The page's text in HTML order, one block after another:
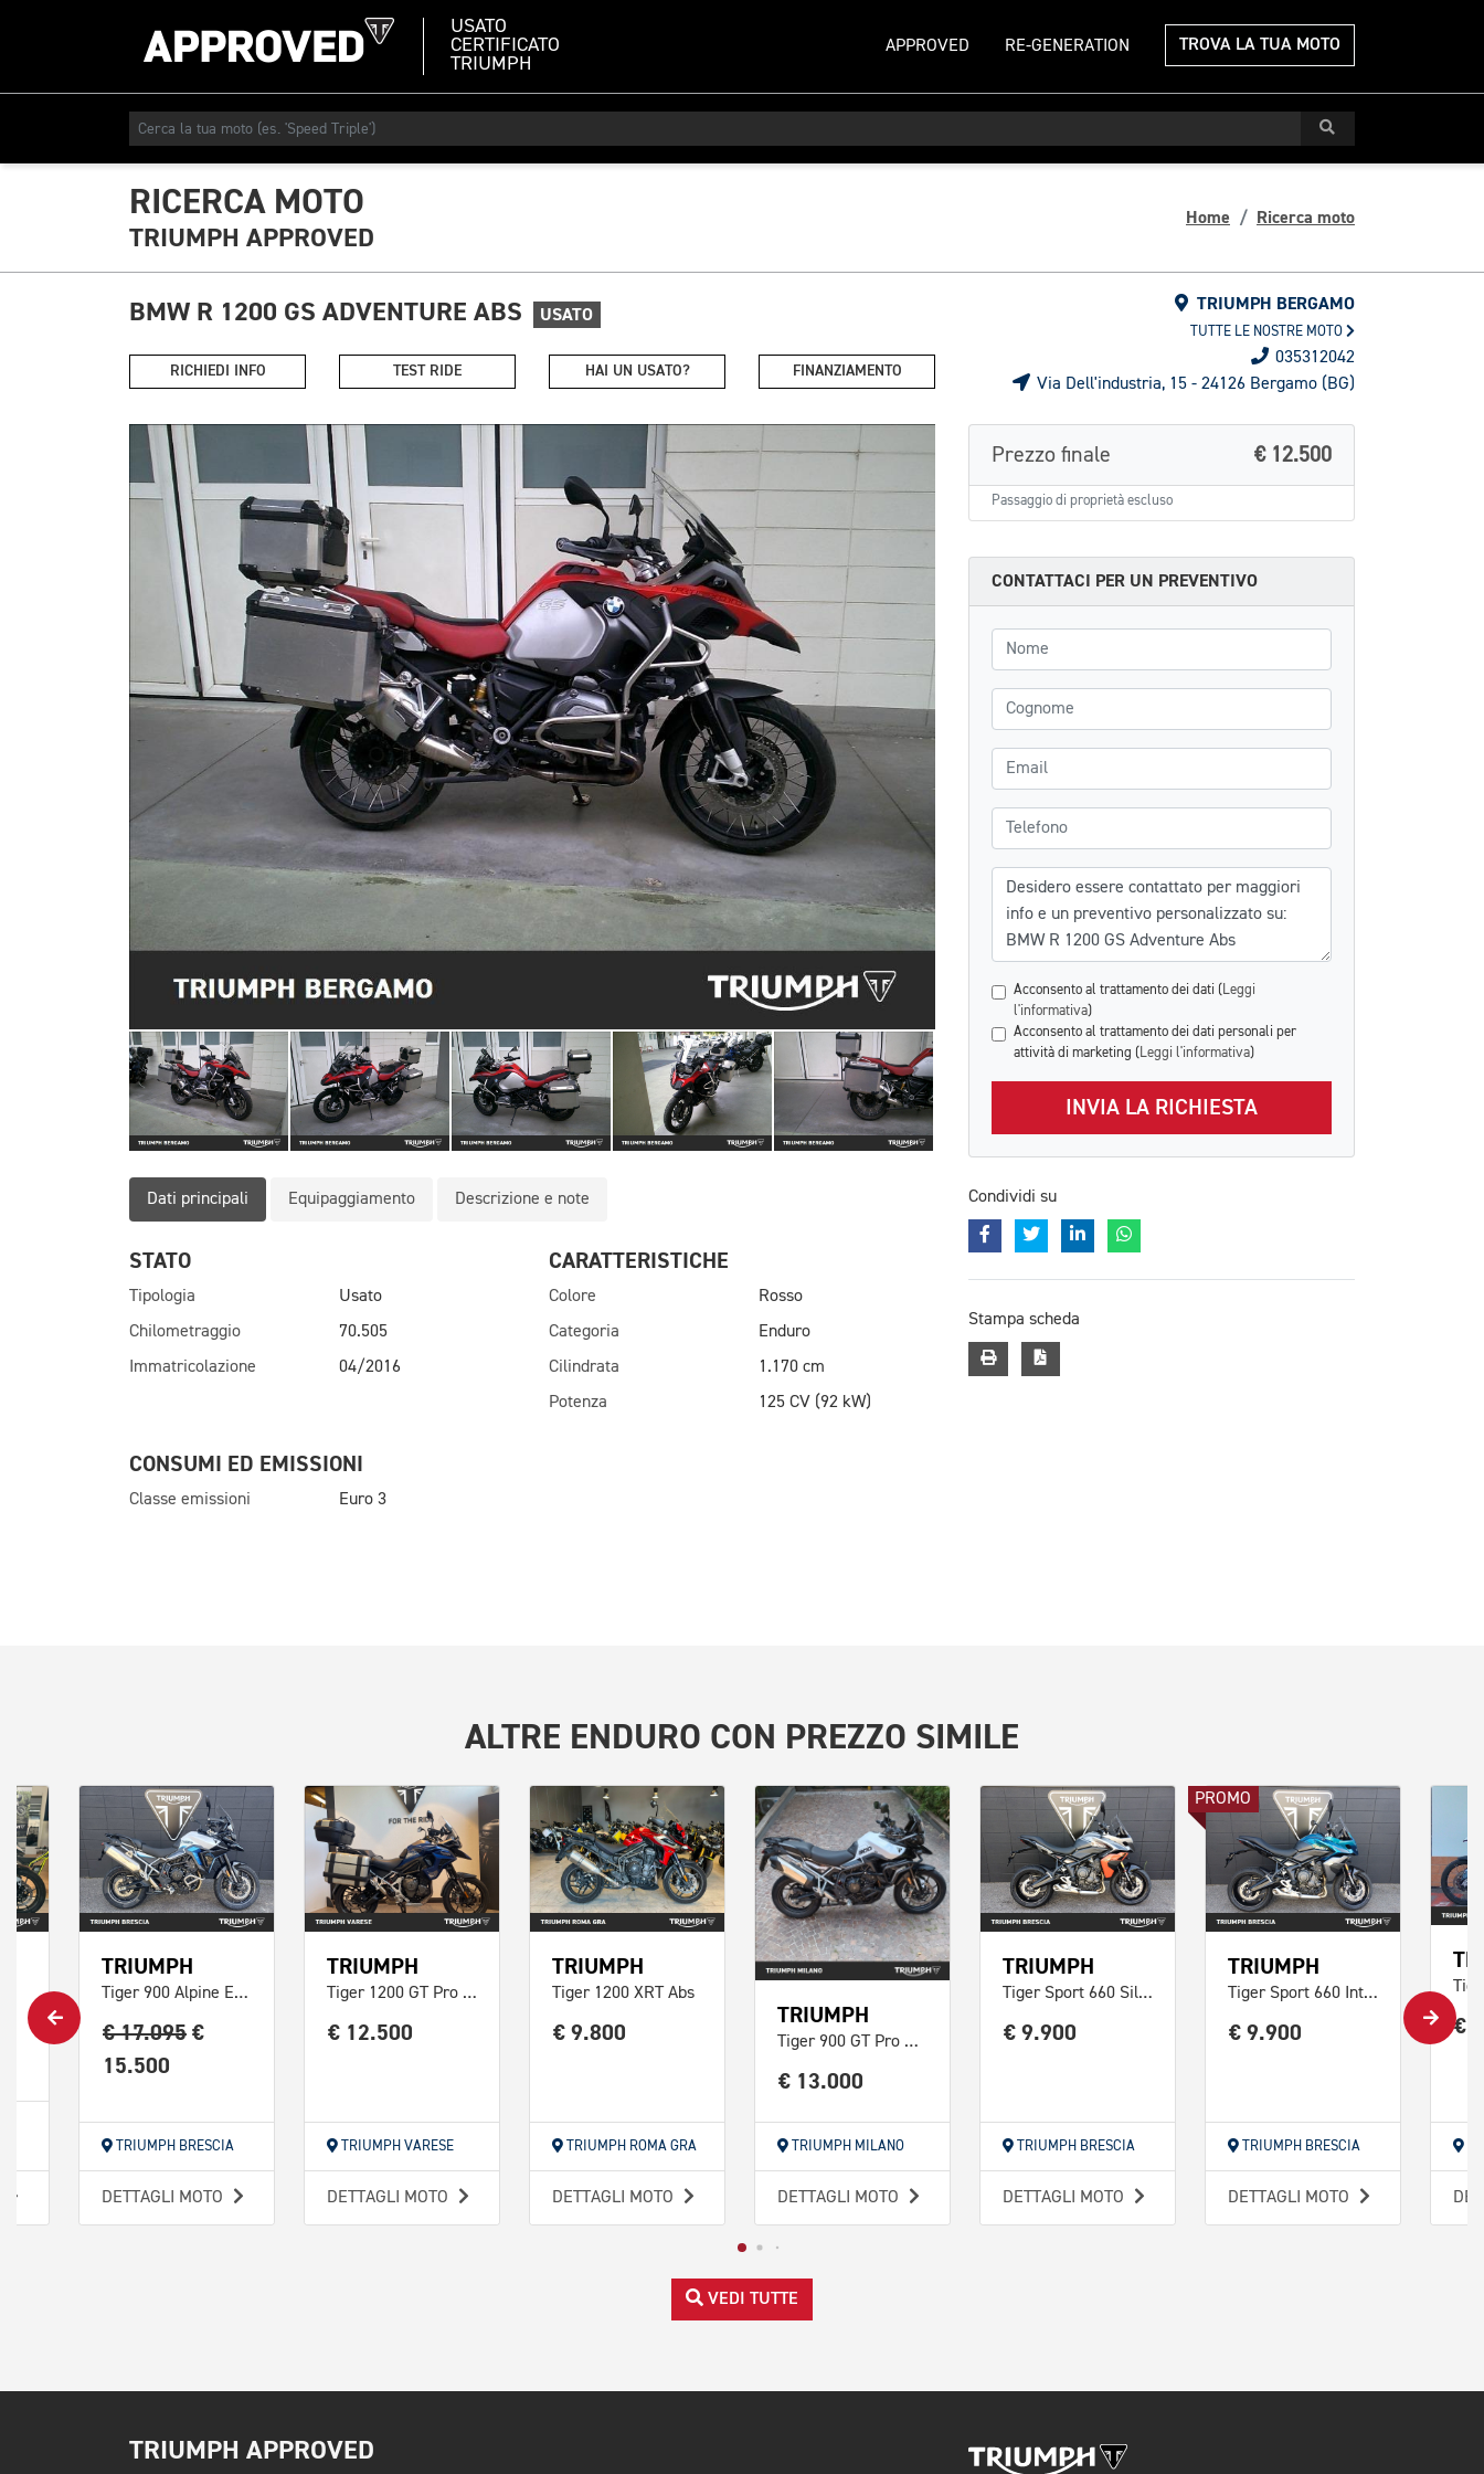
USATO
CERTIFICATO
TRIUMPH
APPROVED RE-GENERATION TROVA LA TUA MOTO
RICERCA MOTO
TRIUMPH APPROVED
Home Ricerca moto
BMW R 1200 GS ADVENTURE ABS USATO
RICHIEDI INFO TEST RIDE HAI UN USATO? FINANZIAMENTO
TRIUMPH BERGAMO
TUTTE LE NOSTRE MOTO
035312042
Via Dell'industria, 15 - 24126 Bergamo (BG)
Dati principali Equipaggiamento Descrizione e note
STATO
Tipologia
Usato
Chilometraggio
70.505
Immatricolazione
04/2016
CARATTERISTICHE
Colore
Rosso
Categoria
Enduro
Cilindrata
1.170 cm
Potenza
125 CV (92 kW)
CONSUMI ED EMISSIONI
Classe emissioni Euro 3
Prezzo finale € 12.500
Passaggio di proprietà escluso
CONTATTACI PER UN PREVENTIVO
Nome
Cognome
Email
Telefono
Messaggio
Acconsento al trattamento dei dati ( Leggi
l'informativa)
Acconsento al trattamento dei dati personali per
attività di marketing ( Leggi l'informativa)
INVIA LA RICHIESTA
Condividi su
Stampa scheda
ALTRE ENDURO CON PREZZO SIMILE
TRIUMPH
Tiger 900 Alpine Edition
€ 17.095 €
15.500
TRIUMPH BRESCIA
DETTAGLI MOTO
TRIUMPH
Tiger 1200 GT Pro Abs
€ 12.500
TRIUMPH VARESE
DETTAGLI MOTO
TRIUMPH
Tiger 1200 XRT Abs
€ 9.800
TRIUMPH ROMA GRA
DETTAGLI MOTO
TRIUMPH
Tiger 900 GT Pro Abs
€ 13.000
TRIUMPH MILANO
DETTAGLI MOTO
TRIUMPH
Tiger Sport 660 Silver Ice / Intense Orange Abs
€ 9.900
TRIUMPH BRESCIA
DETTAGLI MOTO
PROMO
TRIUMPH
Tiger Sport 660 Interstellar Blue/Mineral Grey Abs
€ 9.900
TRIUMPH BRESCIA
DETTAGLI MOTO
€
VEDI TUTTE
TRIUMPH APPROVED